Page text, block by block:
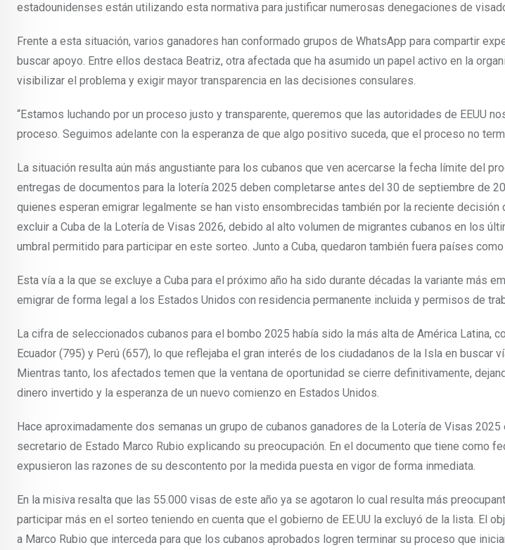
estadounidenses están utilizando esta normativa para justificar numerosas denegaciones de
Frente a esta situación, varios ganadores han conformado grupos de WhatsApp para compartir
buscar apoyo. Entre ellos destaca Beatriz, otra afectada que ha asumido un papel activo en la
visibilizar el problema y exigir mayor transparencia en las decisiones consulares.
“Estamos luchando por un proceso justo y transparente, queremos que las autoridades de EEUU
proceso. Seguimos adelante con la esperanza de que algo positivo suceda, que el proceso no
La situación resulta aún más angustiante para los cubanos que ven acercarse la fecha límite del
entregas de documentos para la lotería 2025 deben completarse antes del 30 de septiembre de
quienes esperan emigrar legalmente se han visto ensombrecidas también por la reciente decisión
excluir a Cuba de la Lotería de Visas 2026, debido al alto volumen de migrantes cubanos en los
umbral permitido para participar en este sorteo. Junto a Cuba, quedaron también fuera países
Esta vía a la que se excluye a Cuba para el próximo año ha sido durante décadas la variante más
emigrar de forma legal a los Estados Unidos con residencia permanente incluida y permisos de
La cifra de seleccionados cubanos para el bombo 2025 había sido la más alta de América Latina,
Ecuador (795) y Perú (657), lo que reflejaba el gran interés de los ciudadanos de la Isla en buscar
Mientras tanto, los afectados temen que la ventana de oportunidad se cierre definitivamente,
dinero invertido y la esperanza de un nuevo comienzo en Estados Unidos.
Hace aproximadamente dos semanas un grupo de cubanos ganadores de la Lotería de Visas 2025
secretario de Estado Marco Rubio explicando su preocupación. En el documento que tiene como
expusieron las razones de su descontento por la medida puesta en vigor de forma inmediata.
En la misiva resalta que las 55.000 visas de este año ya se agotaron lo cual resulta más
participar más en el sorteo teniendo en cuenta que el gobierno de EE.UU la excluyó de la lista. El
a Marco Rubio que interceda para que los cubanos aprobados logren terminar su proceso que